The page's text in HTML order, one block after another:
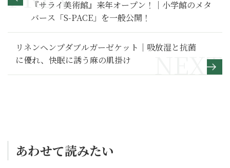
『サライ美術館』来年オープン！｜小学館のメタ
バース「S-PACE」を一般公開！
リネンヘンプダブルガーゼケット｜吸放湿と抗菌
に優れ、快眠に誘う麻の肌掛け
あわせて読みたい